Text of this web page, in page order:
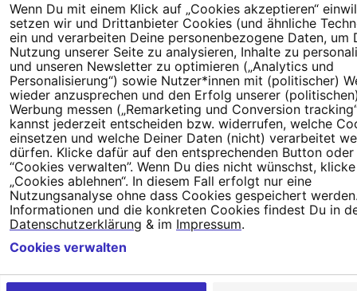
Wenn Du mit einem Klick auf „Cookies akzeptieren“
setzen wir und Drittanbieter Cookies (und ähnliche
ein und verarbeiten Deine personenbezogene Daten, um
Nutzung unserer Seite zu analysieren, Inhalte zu
und unseren Newsletter zu optimieren („Analytics und
Personalisierung“) sowie Nutzer*innen mit (politischer)
wieder anzusprechen und den Erfolg unserer
Werbung messen („Remarketing und Conversion
kannst jederzeit entscheiden bzw. widerrufen, welche
einsetzen und welche Deiner Daten (nicht) verarbeitet
dürfen. Klicke dafür auf den entsprechenden Button
“Cookies verwalten”. Wenn Du dies nicht wünschst,
„Cookies ablehnen“. In diesem Fall erfolgt nur eine
Nutzungsanalyse ohne dass Cookies gespeichert
Informationen und die konkreten Cookies findest Du in
Datenschutzerklärung & im Impressum.
Cookies verwalten